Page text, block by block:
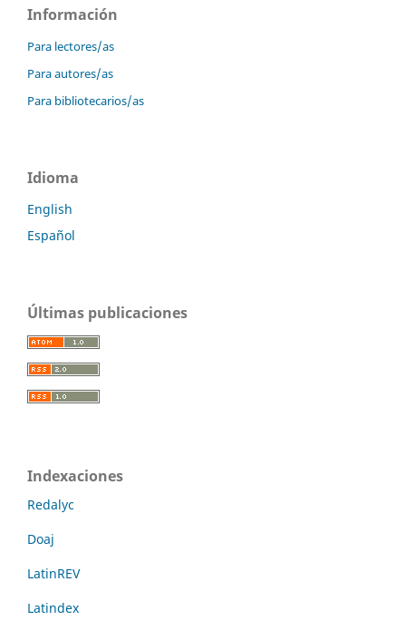
Información
Para lectores/as
Para autores/as
Para bibliotecarios/as
Idioma
English
Español
Últimas publicaciones
Indexaciones
Redalyc
Doaj
LatinREV
Latindex